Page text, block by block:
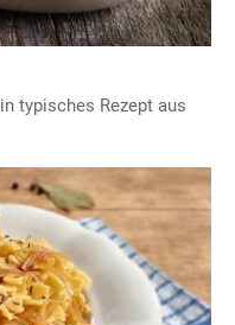
typisches Rezept aus